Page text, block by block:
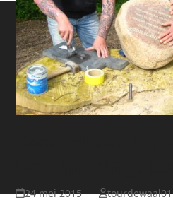
24 mei 2015 tourdewaal01